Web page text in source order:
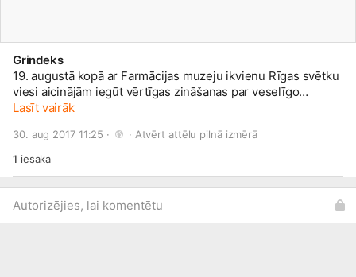
Grindeks
19. augustā kopā ar Farmācijas muzeju ikvienu Rīgas svētku
viesi aicinājām iegūt vērtīgas zināšanas par veselīgo
kokteiļu jeb smūtiju gatavošanu, ar kurām dalījās
kulinārijas šova „La Dolce Vita” vadītāju Roberto Meloni!
Paldies enerģiskajiem un zinošajiem ekspertiem, kā arī
Lasīt vairāk
30. aug 2017 11:25 · · Atvērt attēlu pilnā izmērā
1 iesaka
Autorizējies, lai komentētu